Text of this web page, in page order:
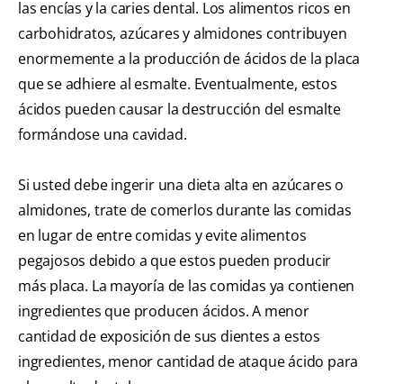
las encías y la caries dental. Los alimentos ricos en
carbohidratos, azúcares y almidones contribuyen
enormemente a la producción de ácidos de la placa
que se adhiere al esmalte. Eventualmente, estos
ácidos pueden causar la destrucción del esmalte
formándose una cavidad.
Si usted debe ingerir una dieta alta en azúcares o
almidones, trate de comerlos durante las comidas
en lugar de entre comidas y evite alimentos
pegajosos debido a que estos pueden producir
más placa. La mayoría de las comidas ya contienen
ingredientes que producen ácidos. A menor
cantidad de exposición de sus dientes a estos
ingredientes, menor cantidad de ataque ácido para